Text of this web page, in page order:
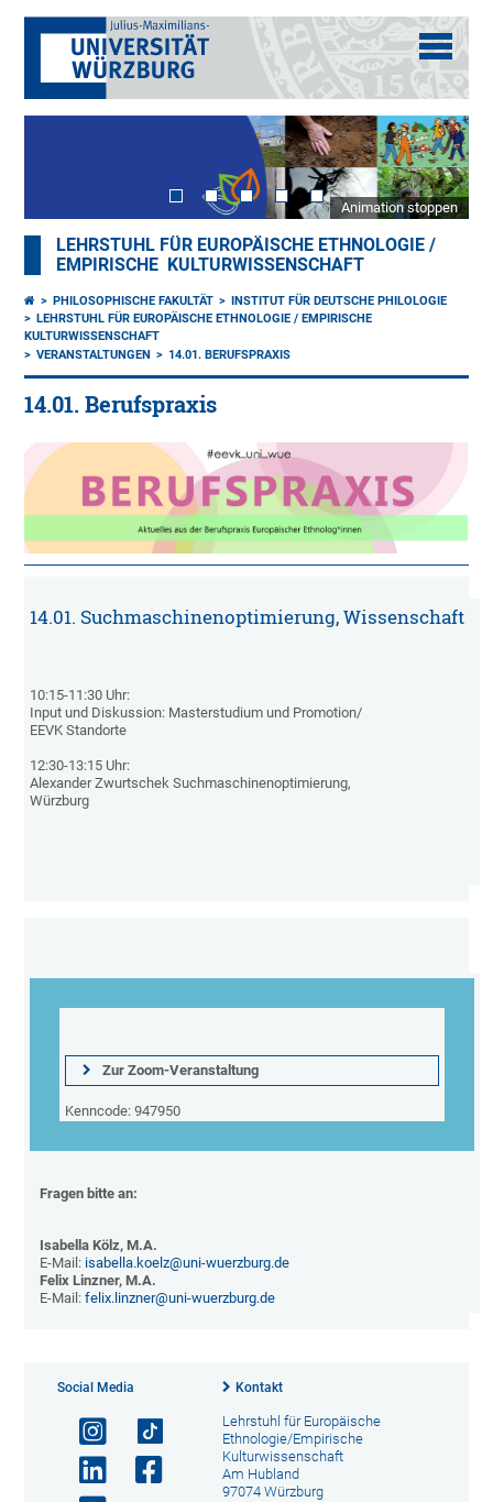
Animation stoppen
LEHRSTUHL FÜR EUROPÄISCHE ETHNOLOGIE /
EMPIRISCHE KULTURWISSENSCHAFT
PHILOSOPHISCHE FAKULTÄT
INSTITUT FÜR DEUTSCHE PHILOLOGIE
LEHRSTUHL FÜR EUROPÄISCHE ETHNOLOGIE / EMPIRISCHE
KULTURWISSENSCHAFT
VERANSTALTUNGEN
14.01. BERUFSPRAXIS
14.01. Berufspraxis
14.01. Suchmaschinenoptimierung, Wissenschaft
10:15-11:30 Uhr:
Input und Diskussion: Masterstudium und Promotion/
EEVK Standorte
12:30-13:15 Uhr:
Alexander Zwurtschek Suchmaschinenoptimierung,
Würzburg
Zur Zoom-Veranstaltung
Kenncode: 947950
   Fragen bitte an:
   Isabella Kölz, M.A.
   E-Mail:
isabella.koelz@uni-wuerzburg.de
   Felix Linzner, M.A.
   E-Mail:
felix.linzner@uni-wuerzburg.de
Social Media Kontakt
Lehrstuhl für Europäische
Ethnologie/Empirische
Kulturwissenschaft
Am Hubland
97074 Würzburg